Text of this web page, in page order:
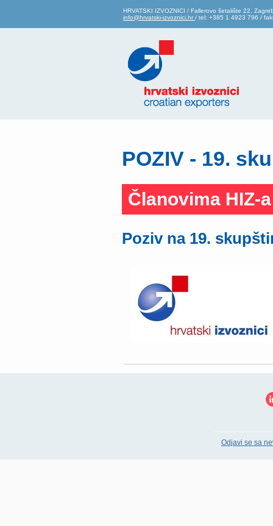
HRVATSKI IZVOZNICI / Fallerovo šetalište 22,
info@hrvatski-izvoznici.hr / tel: +385 1 4923 796 /
POZIV - 19.
Članovima HIZ-a
Poziv na 19.
Odjavi se sa